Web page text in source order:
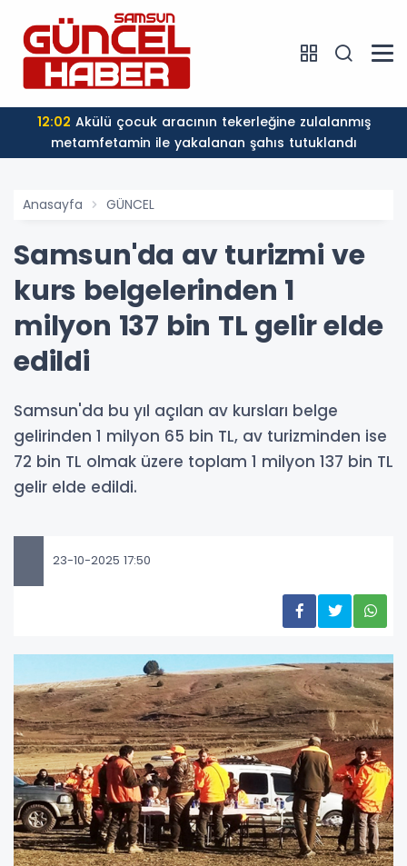
12:02
metamfetamin ile yakalanan şahıs tutuklandı
Anasayfa GÜNCEL
Samsun'da av turizmi ve
kurs belgelerinden 1
milyon 137 bin TL gelir elde
edildi
Samsun'da bu yıl açılan av kursları belge
gelirinden 1 milyon 65 bin TL, av turizminden ise
72 bin TL olmak üzere toplam 1 milyon 137 bin TL
gelir elde edildi.
23-10-2025 17:50